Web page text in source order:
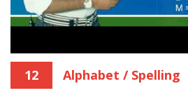
12 Alphabet / Spelling